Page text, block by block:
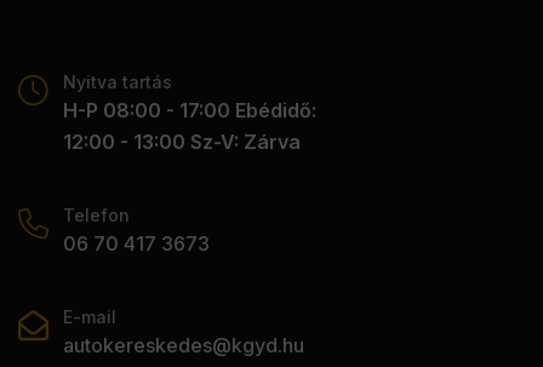
Nyitva tartás
H-P 08:00 - 17:00 Ebédidő:
12:00 - 13:00 Sz-V: Zárva
Telefon
06 70 417 3673
E-mail
autokereskedes@kgyd.hu